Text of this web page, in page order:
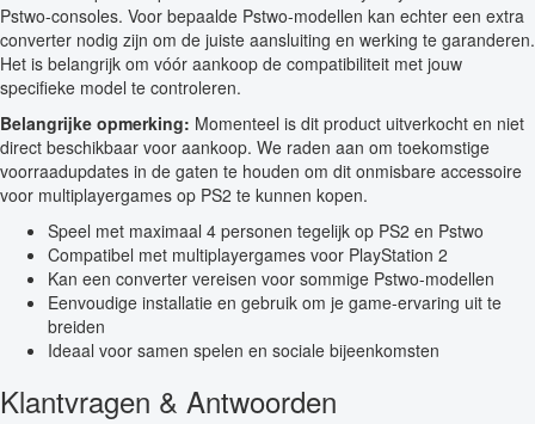
Pstwo-consoles. Voor bepaalde Pstwo-modellen kan echter een extra
converter nodig zijn om de juiste aansluiting en werking te garanderen.
Het is belangrijk om vóór aankoop de compatibiliteit met jouw
specifieke model te controleren.
Belangrijke opmerking: Momenteel is dit product uitverkocht en niet
direct beschikbaar voor aankoop. We raden aan om toekomstige
voorraadupdates in de gaten te houden om dit onmisbare accessoire
voor multiplayergames op PS2 te kunnen kopen.
Speel met maximaal 4 personen tegelijk op PS2 en Pstwo
Compatibel met multiplayergames voor PlayStation 2
Kan een converter vereisen voor sommige Pstwo-modellen
Eenvoudige installatie en gebruik om je game-ervaring uit te
breiden
Ideaal voor samen spelen en sociale bijeenkomsten
Klantvragen & Antwoorden